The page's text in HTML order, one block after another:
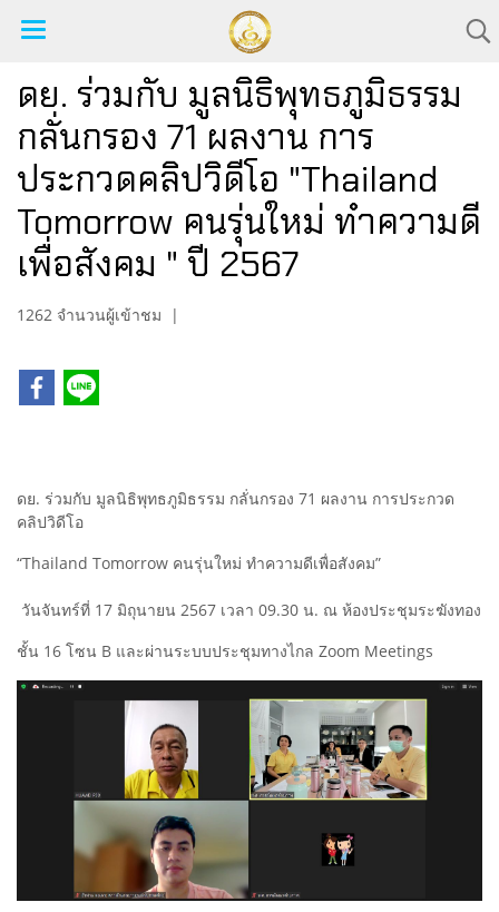
ดย. ร่วมกับ มูลนิธิพุทธภูมิธรรม
กลั่นกรอง 71 ผลงาน การ
ประกวดคลิปวิดีโอ "Thailand
Tomorrow คนรุ่นใหม่ ทำความดี
เพื่อสังคม " ปี 2567
1262 จำนวนผู้เข้าชม |
ดย. ร่วมกับ มูลนิธิพุทธภูมิธรรม กลั่นกรอง 71 ผลงาน การประกวด
คลิปวิดีโอ
“Thailand Tomorrow คนรุ่นใหม่ ทำความดีเพื่อสังคม”
วันจันทร์ที่ 17 มิถุนายน 2567 เวลา 09.30 น. ณ ห้องประชุมระฆังทอง
ชั้น 16 โซน B และผ่านระบบประชุมทางไกล Zoom Meetings